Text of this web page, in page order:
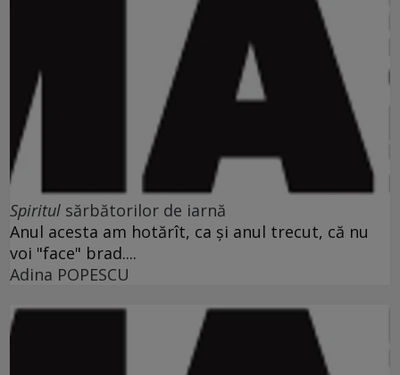
Spiritul sărbătorilor de iarnă
Anul acesta am hotărît, ca şi anul trecut, că nu
voi "face" brad....
Adina POPESCU